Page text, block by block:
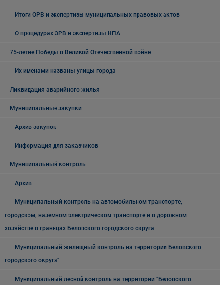
Итоги ОРВ и экспертизы муниципальных правовых актов
О процедурах ОРВ и экспертизы НПА
75-летие Победы в Великой Отечественной войне
Их именами названы улицы города
Ликвидация аварийного жилья
Муниципальные закупки
Архив закупок
Информация для заказчиков
Муниципальный контроль
Архив
Муниципальный контроль на автомобильном транспорте,
городском, наземном электрическом транспорте и в дорожном
хозяйстве в границах Беловского городского округа
Муниципальный жилищный контроль на территории Беловского
городского округа"
Муниципальный лесной контроль на территории "Беловского